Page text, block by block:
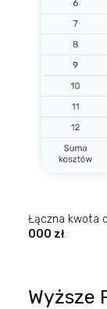
Łączna kwota
000 zł.
Wyższe